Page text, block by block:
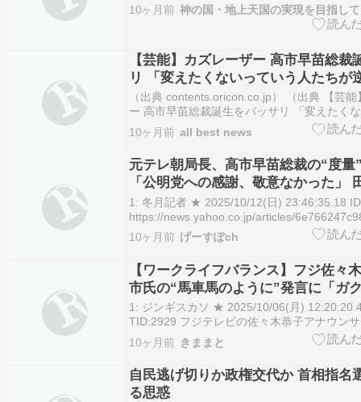
Amazon（アマゾン）1,782円 美しく、強く
へ。Amazon（アマゾン）990円 日本を守る
Amazon（アマゾン）1,078円 高市早…
10ヶ月前 神の国・地上天国の実現を目指し
【芸能】カズレーザー 高市早苗総裁
リ 「変えたくないっていう人たちが
できた」 [冬月記者★]
（出典 contents.oricon.co.jp） （出典 【芸
ー 高市早苗総裁誕生をバッサリ 「変えたく
たちが逆に一致団結できた」 [冬月記者★]）
：2025/10/09(木) 16:34:37.34
10ヶ月前 all best news
元テレ朝局長、高市早苗総裁の“度量
「公明党への感謝、敬意なかった」
同意
1: 冬月記者 ★ 2025/10/12(日) 23:46:35.18
https://news.yahoo.co.jp/articles/
元テレ朝局長、高市早苗総裁の“…
10ヶ月前 げーすぽch
【ワークライフバランス】フジ佐々
市氏の“馬車馬のように”発言に「ガ
も多様な価値観の働き方を…」
1: ジンギスカソ ★ 2025/10/06(月)
TID:2929 フジテレビの佐々木恭子アナウン
日、フジテレビの情報番組「サン！シャイン
8・14）に生出演。自民党の高市早苗総裁（
た。 石破茂首相…
10ヶ月前 きままと
自民逃げ切りか政権交代か 首相指名
る思惑